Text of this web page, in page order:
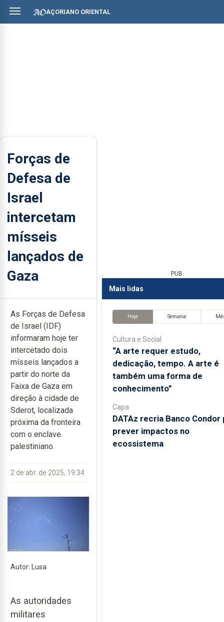
AÇORIANO ORIENTAL
Forças de
Defesa de
Israel
intercetam
mísseis
lançados de
Gaza
As Forças de Defesa
de Israel (IDF)
informaram hoje ter
intercetado dois
mísseis lançados a
partir do norte da
Faixa de Gaza em
direção à cidade de
Sderot, localizada
próxima da fronteira
com o enclave
palestiniano.
2 de abr. de 2025, 19:34
Autor: Lusa
As autoridades
militares
PUB
Mais lidas
Hoje Semana
Cultura e Social
“A arte requer estudo,
dedicação, tempo. A arte é
também uma forma de
conhecimento”
Capa
DATAz recria Banco Condor
prever impactos no
ecossistema